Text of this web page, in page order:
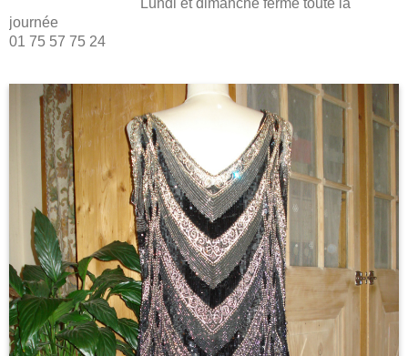
journée
01 75 57 75 24